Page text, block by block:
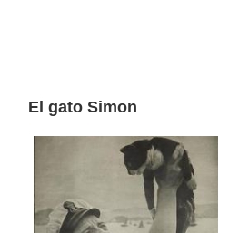
El gato Simon